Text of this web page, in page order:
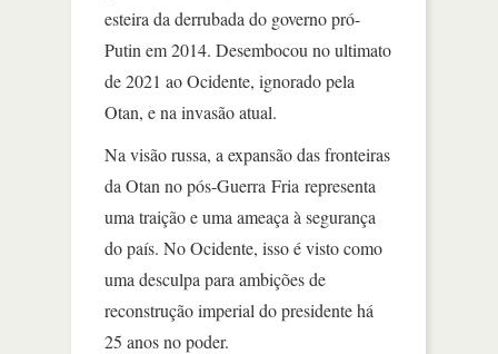
esteira da derrubada do governo pró-
Putin em 2014. Desembocou no ultimato
de 2021 ao Ocidente, ignorado pela
Otan, e na invasão atual.
Na visão russa, a expansão das fronteiras
da Otan no pós-Guerra Fria representa
uma traição e uma ameaça à segurança
do país. No Ocidente, isso é visto como
uma desculpa para ambições de
reconstrução imperial do presidente há
25 anos no poder.